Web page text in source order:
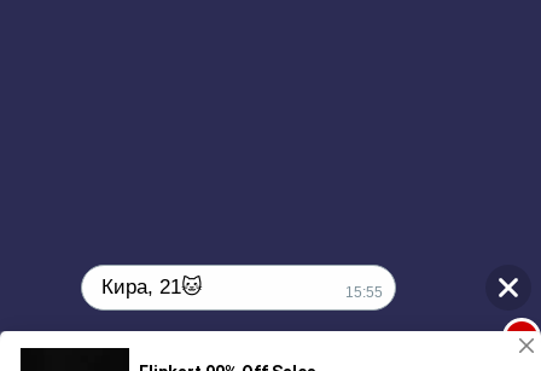
Кира, 21🐱 15:55
1